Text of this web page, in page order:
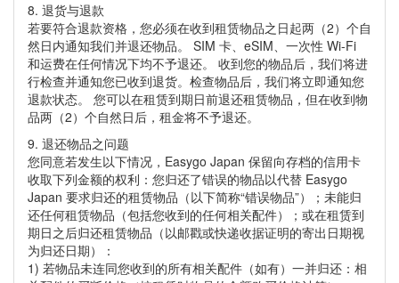
8. 退货与退款
若要符合退款资格，您必须在收到租赁物品之日起两（2）个自
然日内通知我们并退还物品。 SIM 卡、eSIM、一次性 Wi-Fi
和运费在任何情况下均不予退还。 收到您的物品后，我们将进
行检查并通知您已收到退货。检查物品后，我们将立即通知您
退款状态。 您可以在租赁到期日前退还租赁物品，但在收到物
品两（2）个自然日后，租金将不予退还。
9. 退还物品之问题
您同意若发生以下情况，Easygo Japan 保留向存档的信用卡
收取下列金额的权利：您归还了错误的物品以代替 Easygo
Japan 要求归还的租赁物品（以下简称“错误物品”）；未能归
还任何租赁物品（包括您收到的任何相关配件）；或在租赁到
期日之后归还租赁物品（以邮戳或快递收据证明的寄出日期视
为归还日期）：
1) 若物品未连同您收到的所有相关配件（如有）一并归还：相